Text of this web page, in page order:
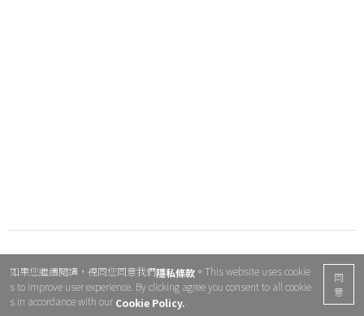
同
意
如果您繼續閱讀，視同您同意我們隱私條款 。This website uses cookie
s to improve user experience. By clicking agree you consent to all cookie
s in accordance with our Cookie Policy.